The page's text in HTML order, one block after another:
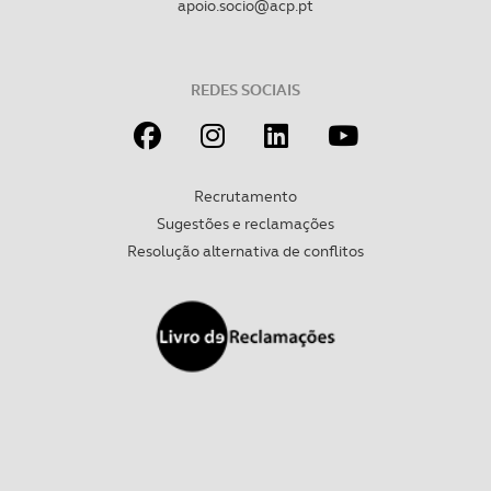
Realçamos que o bloqueio de certo tipo de Cookies e
Consulte a política de cookies do site.
apoio.socio@acp.pt
REDES SOCIAIS
Recrutamento
Sugestões e reclamações
Resolução alternativa de conflitos